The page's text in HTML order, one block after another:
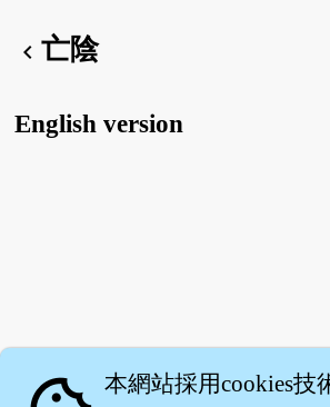
chevron_left 亡陰
English version
本網站採用cookies技